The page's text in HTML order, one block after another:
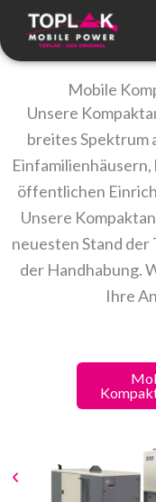
Zum
Inhalt
springen
Mobile
Unsere
breites Spektrum
öffentlichen
Unsere
neuesten Stand der
der Handhabung.
Ihre